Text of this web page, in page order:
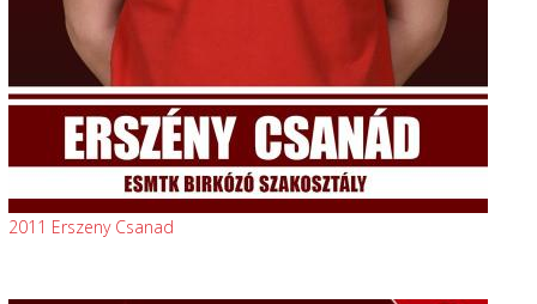
2011 Erszeny Csanad